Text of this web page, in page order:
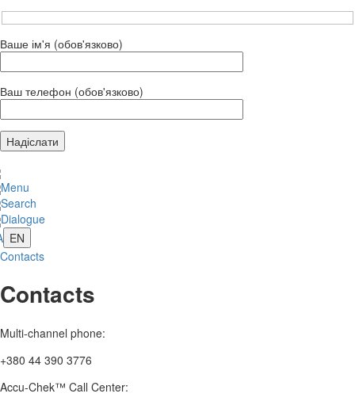
Ваше ім'я (обов'язково)
Ваш телефон (обов'язково)
Menu
Search
Dialogue
EN
Contacts
Contacts
Multi-channel phone:
+380 44 390 3776
Accu-Chek™ Call Center: